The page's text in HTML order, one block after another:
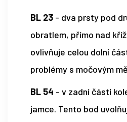
BL 23 - dva prsty pod
obratlem, přímo nad
ovlivňuje celou dolní
problémy s močovým
BL 54 - v zadní části
jamce. Tento bod